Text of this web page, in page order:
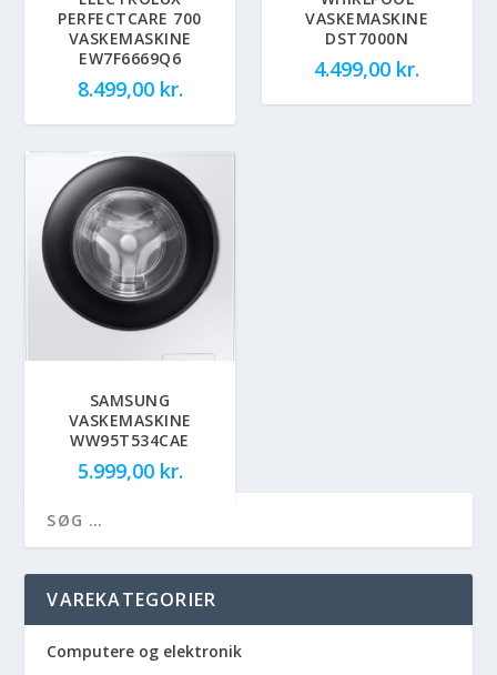
PERFECTCARE 700
VASKEMASKINE
EW7F6669Q6
8.499,00 kr.
VASKEMASKINE
DST7000N
4.499,00 kr.
SAMSUNG
VASKEMASKINE
WW95T534CAE
5.999,00 kr.
VAREKATEGORIER
Computere og elektronik